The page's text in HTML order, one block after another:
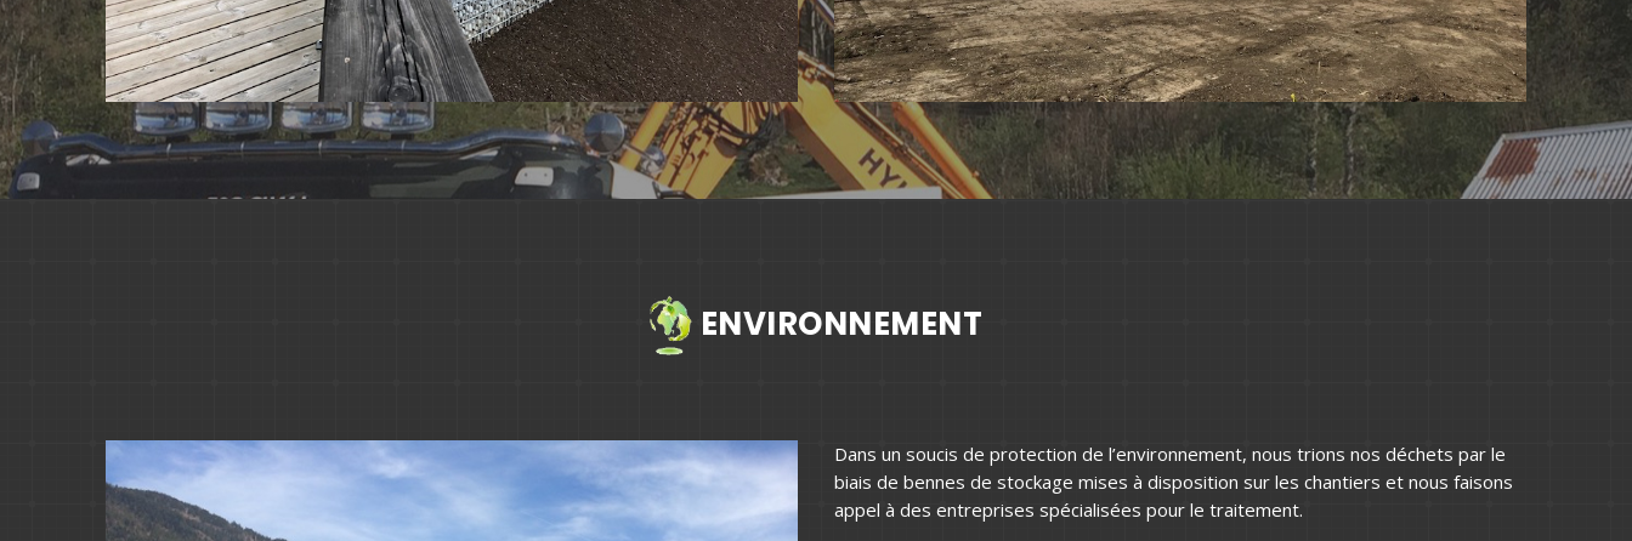
ENVIRONNEMENT
Dans un soucis de protection de l’environnement, nous trions nos déchets par le
biais de bennes de stockage mises à disposition sur les chantiers et nous faisons
appel à des entreprises spécialisées pour le traitement.